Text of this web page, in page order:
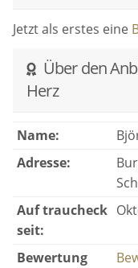
Jetzt als erstes eine
Über den
Herz
Name:
Adresse:
Auf traucheck
seit:
Bewertung